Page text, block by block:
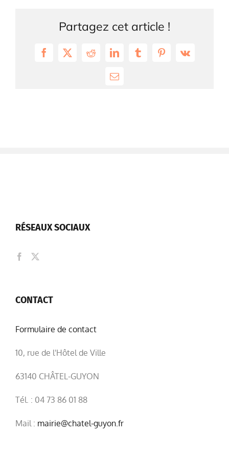
Partagez cet article !
Facebook
X RedditLinkedInTumblrPinterest
Vk
Email
RÉSEAUX SOCIAUX
CONTACT
Formulaire de contact
10, rue de l'Hôtel de Ville
63140 CHÂTEL-GUYON
Tél. : 04 73 86 01 88
Mail : mairie@chatel-guyon.fr